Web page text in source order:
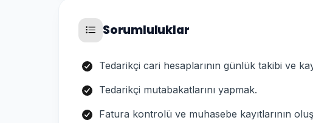
Sorumluluklar
Tedarikçi cari hesaplarının günlük takibi ve
Tedarikçi mutabakatlarını yapmak.
Fatura kontrolü ve muhasebe kayıtlarının